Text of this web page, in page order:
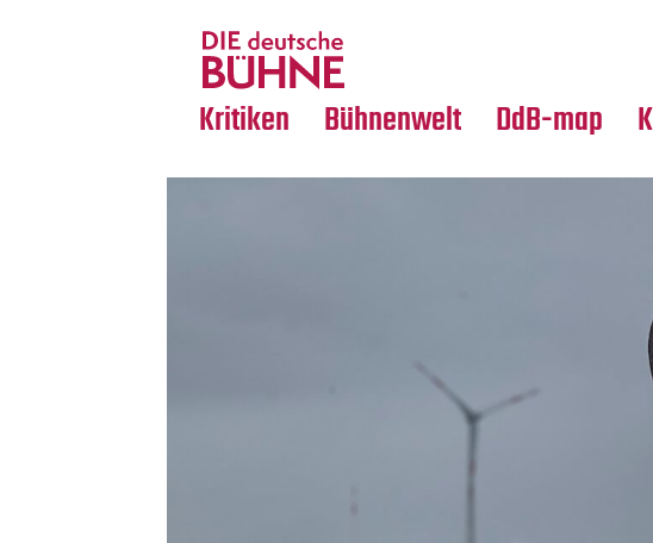
Kritiken
Crossover
Bühnenwelt
Medientipps
DdB-map